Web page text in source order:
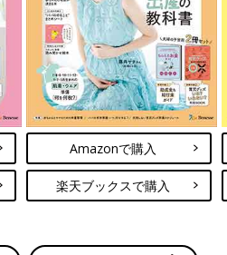
Amazonで購入
楽天ブックスで購入